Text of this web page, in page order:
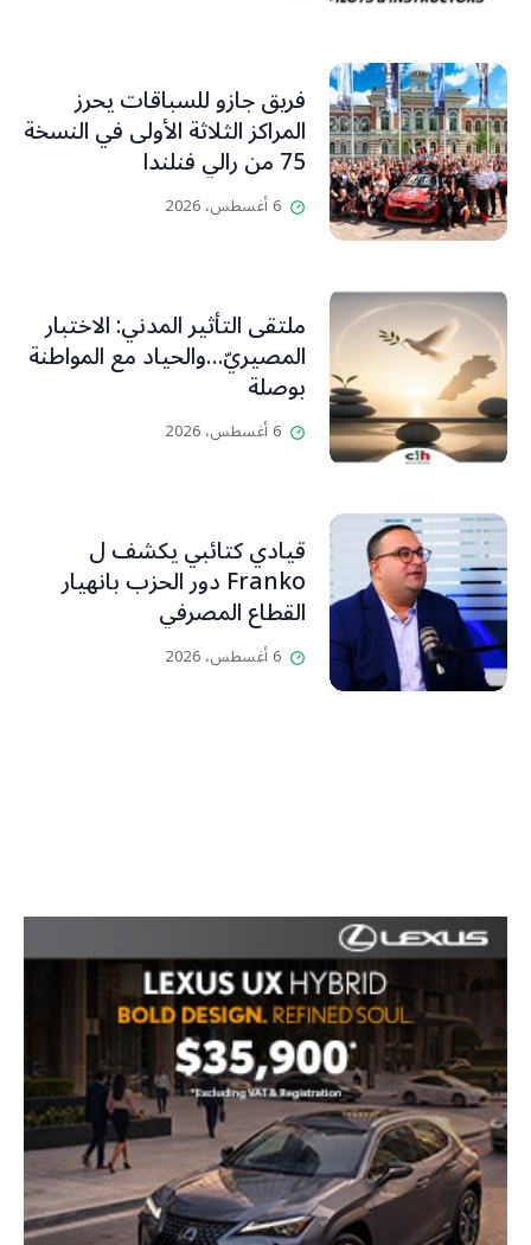
فريق جازو للسباقات يحرز
المراكز الثلاثة الأولى في النسخة
75 من رالي فنلندا
6 أغسطس، 2026
ملتقى التأثير المدني: الاختبار
المصيريّ…والحياد مع المواطنة
بوصلة
6 أغسطس، 2026
قيادي كتائبي يكشف ل
Franko دور الحزب بانهيار
القطاع المصرفي
6 أغسطس، 2026